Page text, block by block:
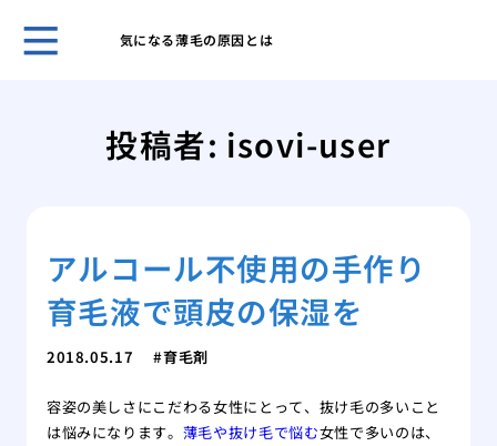
気になる薄毛の原因とは
投稿者: isovi-user
アルコール不使用の手作り
育毛液で頭皮の保湿を
2018.05.17 育毛剤
容姿の美しさにこだわる女性にとって、抜け毛の多いこと
は悩みになります。 薄毛や抜け毛で悩む女性で多いのは、